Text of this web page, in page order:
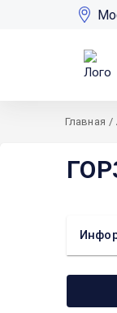
Главная /